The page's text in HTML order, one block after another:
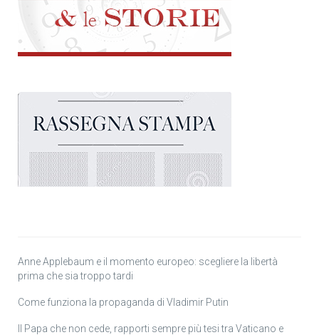
Anne Applebaum e il momento europeo: scegliere la libertà
prima che sia troppo tardi
Come funziona la propaganda di Vladimir Putin
Il Papa che non cede, rapporti sempre più tesi tra Vaticano e